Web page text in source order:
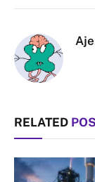
RELATED